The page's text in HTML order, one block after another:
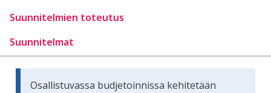
Suunnitelmien toteutus
Suunnitelmat
Osallistuvassa budjetoinnissa kehitetään